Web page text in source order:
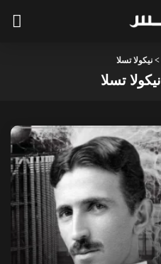
>نیکولا تسلا
نیکولا تسلا